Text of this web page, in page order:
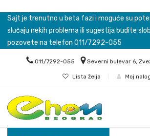
Sajt je trenutno u beta fazi i moguće su
slučaju nekih problema ili sugestija budite
pozovete na telefon 011/7292-055
011/7292-055 Severni bulevar 6,
Lista želja Moj